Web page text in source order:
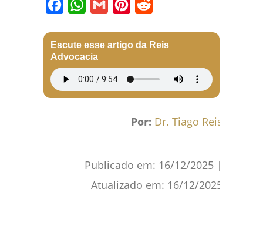
Escute esse artigo da Reis
Advocacia
Por: Dr. Tiago Reis
Publicado em: 16/12/2025 |
Atualizado em: 16/12/2025